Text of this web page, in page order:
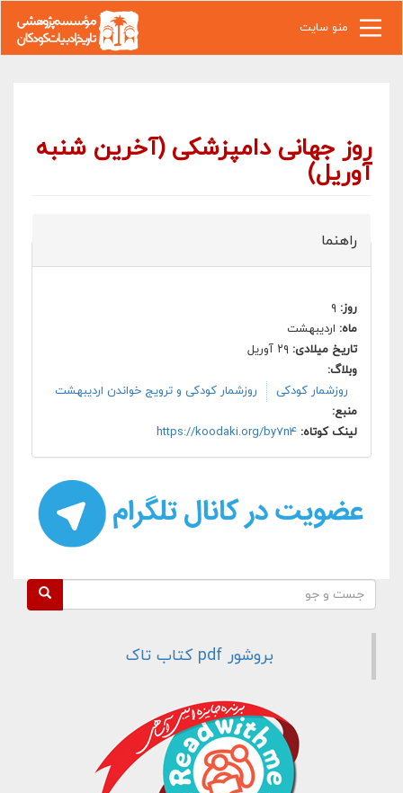
منو سایت
روز جهانی دامپزشکی (آخرین شنبه
آوریل)
راهنما
روز: ۹
ماه: اردیبهشت
تاریخ میلادی: ۲۹ آوریل
وبلاگ:
روزشمار کودکی
روزشمار کودکی و ترویج خواندن اردیبهشت
منبع:
لینک کوتاه: https://koodaki.org/by7n4
فرم جستجو
بروشور pdf کتاب تاک